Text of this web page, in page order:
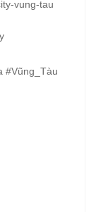
vung-tau
#Vũng_Tàu